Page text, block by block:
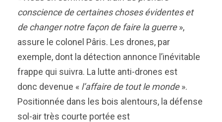
conscience de certaines choses évidentes et
de changer notre façon de faire la guerre»,
assure le colonel Pâris. Les drones, par
exemple, dont la détection annonce l’inévitable
frappe qui suivra. La lutte anti-drones est
donc devenue « l’affaire de tout le monde».
Positionnée dans les bois alentours, la défense
sol-air très courte portée est